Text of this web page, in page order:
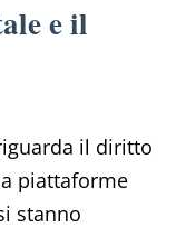
e il
il diritto
piattaforme
stanno